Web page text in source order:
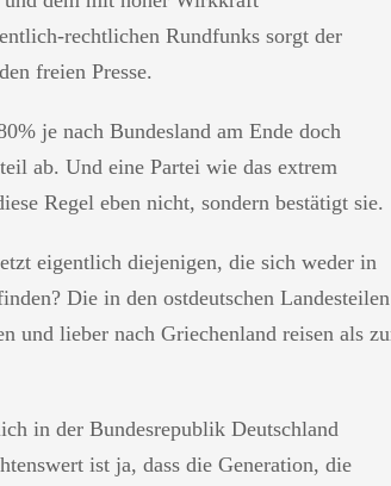
rechtlichen Rundfunks sorgt der
freien Presse.
je nach Bundesland am Ende doch
ab. Und eine Partei wie das extrem
Regel eben nicht, sondern bestätigt sie.
eigentlich diejenigen, die sich weder in
Die in den ostdeutschen Landesteilen
und lieber nach Griechenland reisen als
in der Bundesrepublik Deutschland
ist ja, dass die Generation, die